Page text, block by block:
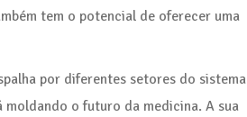
tem o potencial de oferecer uma
por diferentes setores do sistema
o futuro da medicina. A sua